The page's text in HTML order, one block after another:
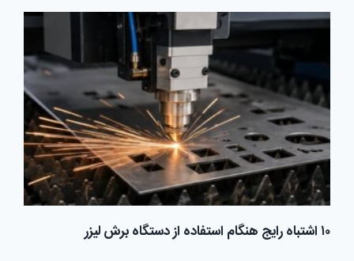
برش
لیزری
کمپرسور
باد
جایگزین
کرد؟
۱۰ اشتباه رایج هنگام استفاده از دستگاه برش لیزر